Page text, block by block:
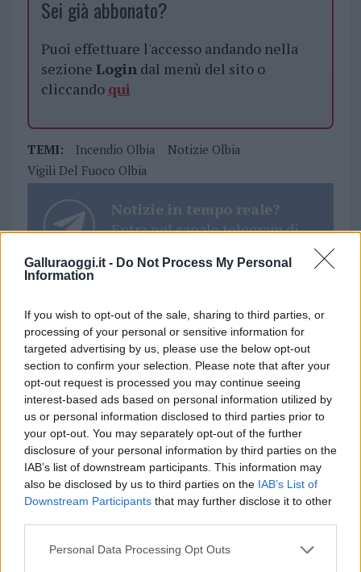
Galluraoggi.it - Do Not Process My Personal
Information
If you wish to opt-out of the sale, sharing to third parties, or
processing of your personal or sensitive information for
targeted advertising by us, please use the below opt-out
section to confirm your selection. Please note that after your
opt-out request is processed you may continue seeing
interest-based ads based on personal information utilized by
us or personal information disclosed to third parties prior to
your opt-out. You may separately opt-out of the further
disclosure of your personal information by third parties on the
IAB’s list of downstream participants. This information may
also be disclosed by us to third parties on the IAB’s List of
Downstream Participants that may further disclose it to other
Please note that this website/app uses one or more Google
Personal Data Processing Opt Outs
Sei già abbonato?
Puoi effettuare l'accesso andando nella
sezione Logindal menù del sito o
cliccando qui
TEMI: Incendio Olbia
Notizie Olbia
Vigili Del Fuoco Olbia
Notizie in tempo reale?
Entra nel canale telegram di
Inviaci le tue segnalazioni,
i tuoi video e le tue foto
Su WhatsApp al numero +39
345 356 7512
Ricevi le nostre ultime news
daGoogle News